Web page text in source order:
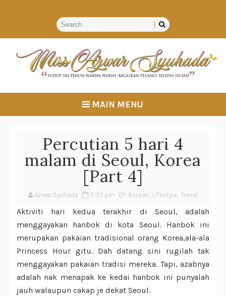
MAIN MENU
Percutian 5 hari 4
malam di Seoul, Korea
[Part 4]
Azwar Syuhada 7:32 pm korean Lifestyle Travel
Aktiviti hari kedua terakhir di Seoul, adalah
menggayakan hanbok di kota Seoul. Hanbok ini
merupakan pakaian tradisional orang Korea,ala-ala
Princess Hour gitu. Dah datang sini rugilah tak
menggayakan pakaian tradisi mereka. Tapi, azabnya
adalah nak menapak ke kedai hanbok ini punyalah
jauh walaupun cakap je dekat Seoul.